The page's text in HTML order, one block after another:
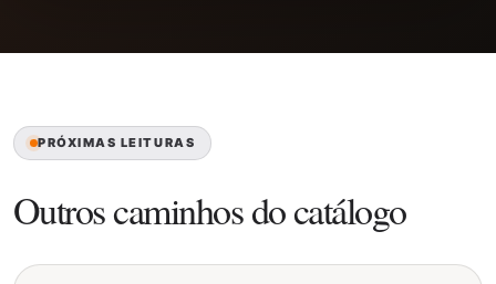
PRÓXIMAS LEITURAS
Outros caminhos do catálogo